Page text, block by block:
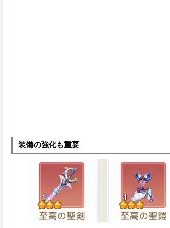
装備の強化も重要